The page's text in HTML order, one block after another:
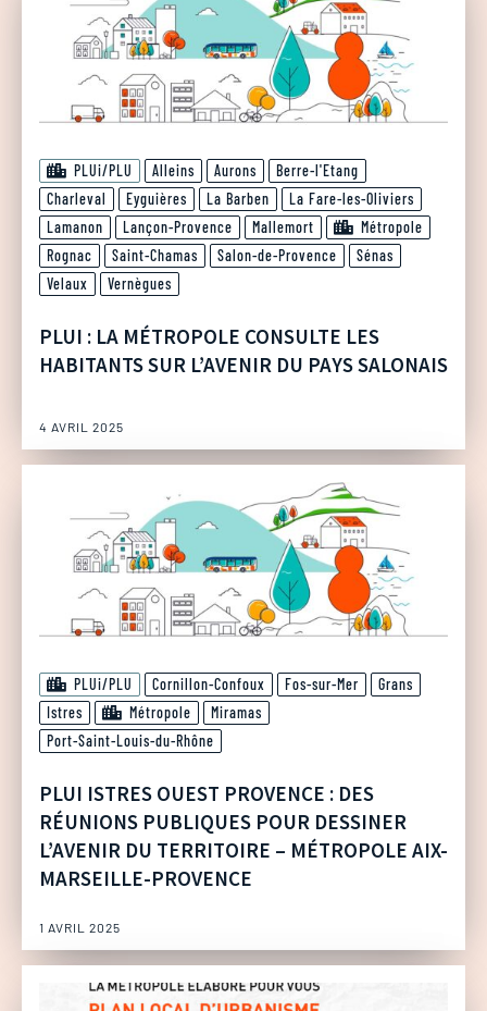
PLUi/PLU Alleins Aurons
Berre-l'Etang
Charleval
Eyguières La Barben
La Fare-les-Oliviers
Lamanon
Lançon-Provence Mallemort
Métropole
Rognac
Saint-Chamas Salon-de-Provence
Sénas
Velaux
Vernègues
PLUI : LA MÉTROPOLE CONSULTE LES
HABITANTS SUR L’AVENIR DU PAYS SALONAIS
4 AVRIL 2025
PLUi/PLU Cornillon-Confoux Fos-sur-Mer
Grans
Istres
Métropole
Miramas
Port-Saint-Louis-du-Rhône
PLUI ISTRES OUEST PROVENCE : DES
RÉUNIONS PUBLIQUES POUR DESSINER
L’AVENIR DU TERRITOIRE – MÉTROPOLE AIX-
MARSEILLE-PROVENCE
1 AVRIL 2025